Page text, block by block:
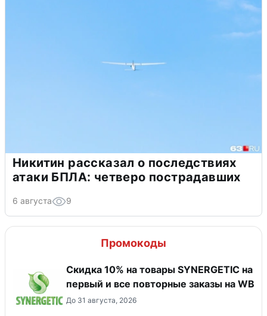
Никитин рассказал о последствиях
атаки БПЛА: четверо пострадавших
6 августа 9
Промокоды
Скидка 10% на товары SYNERGETIC на
первый и все повторные заказы на WB
До 31 августа, 2026